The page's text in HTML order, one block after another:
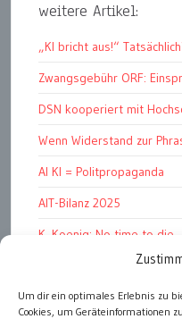
Um dir ein optimales Erlebnis zu
Cookies, um Geräteinformationen
weitere Artikel:
„KI bricht aus!“
Zwangsgebühr ORF:
DSN kooperiert mit
Wenn Widerstand zur
AI KI = Politpropaganda
AIT-Bilanz 2025
K. Koenig: No time to die
Hinschauen statt
EMRK Art. 15: „das